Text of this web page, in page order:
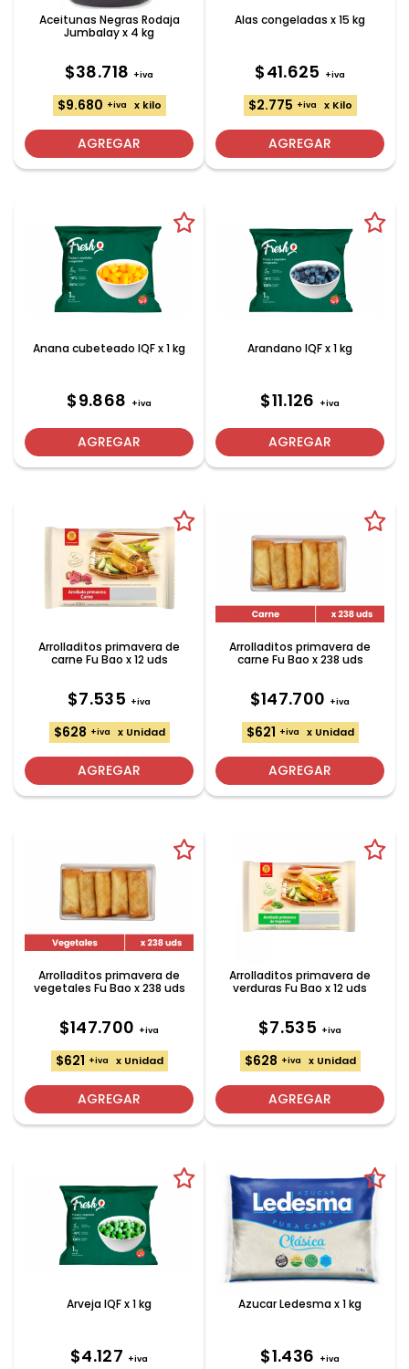
Aceitunas Negras Rodaja
Jumbalay x 4 kg
$38.718 +iva
$9.680 +iva x kilo
AGREGAR
Alas congeladas x 15 kg
$41.625 +iva
$2.775 +iva x Kilo
AGREGAR
Anana cubeteado IQF x 1 kg
$9.868 +iva
AGREGAR
Arandano IQF x 1 kg
$11.126 +iva
AGREGAR
Arrolladitos primavera de
carne Fu Bao x 12 uds
$7.535 +iva
$628 +iva x Unidad
AGREGAR
Arrolladitos primavera de
carne Fu Bao x 238 uds
$147.700 +iva
$621 +iva x Unidad
AGREGAR
Arrolladitos primavera de
vegetales Fu Bao x 238 uds
$147.700 +iva
$621 +iva x Unidad
AGREGAR
Arrolladitos primavera de
verduras Fu Bao x 12 uds
$7.535 +iva
$628 +iva x Unidad
AGREGAR
Arveja IQF x 1 kg
$4.127 +iva
Azucar Ledesma x 1 kg
$1.436 +iva